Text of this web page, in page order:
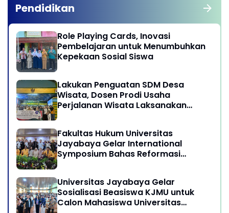
Pendidikan
Role Playing Cards, Inovasi
Pembelajaran untuk Menumbuhkan
Kepekaan Sosial Siswa
Lakukan Penguatan SDM Desa
Wisata, Dosen Prodi Usaha
Perjalanan Wisata Laksanakan
Sukamandi Masagi - Kabupaten
Subang, Jawa Barat
Fakultas Hukum Universitas
Jayabaya Gelar International
Symposium Bahas Reformasi
Universitas Jayabaya Gelar
Sosialisasi Beasiswa KJMU untuk
Calon Mahasiswa Universitas